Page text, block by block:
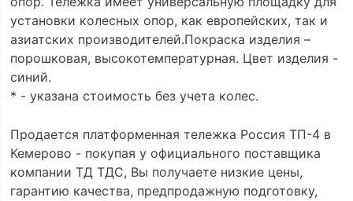
установки колесных опор, как европейских, так и
азиатских производителей.Покраска изделия –
порошковая, высокотемпературная. Цвет изделия -
синий.
* - указана стоимость без учета колес.
Продается платформенная тележка Россия ТП-4 в
Кемерово - покупая у официального поставщика
компании ТД ТДС, Вы получаете низкие цены,
гарантию качества, предпродажную подготовку,